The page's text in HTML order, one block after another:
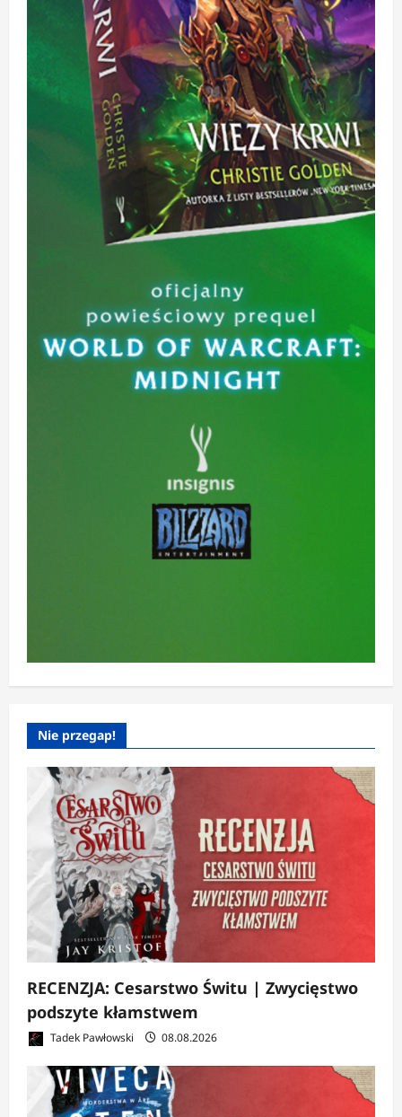
Nie przegap!
RECENZJA: Cesarstwo Świtu | Zwycięstwo
podszyte kłamstwem
Tadek Pawłowski 08.08.2026